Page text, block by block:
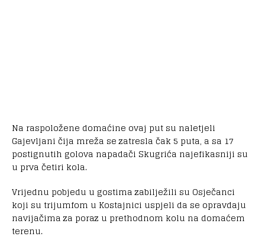
Na raspoložene domaćine ovaj put su naletjeli
Gajevljani čija mreža se zatresla čak 5 puta, a sa 17
postignutih golova napadači Skugrića najefikasniji su
u prva četiri kola.
Vrijednu pobjedu u gostima zabilježili su Osječanci
koji su trijumfom u Kostajnici uspjeli da se opravdaju
navijačima za poraz u prethodnom kolu na domaćem
terenu.